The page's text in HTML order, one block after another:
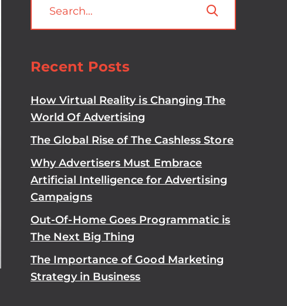
Recent Posts
How Virtual Reality is Changing The
World Of Advertising
The Global Rise of The Cashless Store
Why Advertisers Must Embrace
Artificial Intelligence for Advertising
Campaigns
Out-Of-Home Goes Programmatic is
The Next Big Thing
The Importance of Good Marketing
Strategy in Business